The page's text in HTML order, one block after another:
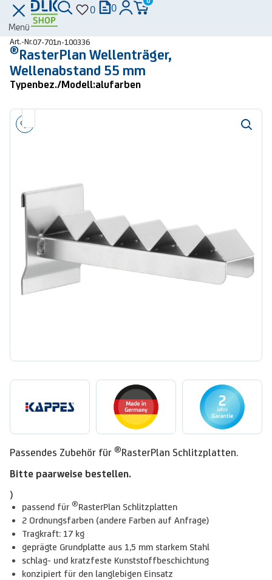
Menü
0 0
Art.-Nr.07-701n-100336
®RasterPlan Wellenträger,
Wellenabstand 55 mm
Typenbez./Modell:alufarben
Passendes Zubehör für ®RasterPlan Schlitzplatten.
Bitte paarweise bestellen.
)
passend für ®RasterPlan Schlitzplatten
2 Ordnungsfarben (andere Farben auf Anfrage)
Tragkraft: 17 kg
geprägte Grundplatte aus 1,5 mm starkem Stahl
schlag- und kratzfeste Kunststoffbeschichtung
konzipiert für den langlebigen Einsatz